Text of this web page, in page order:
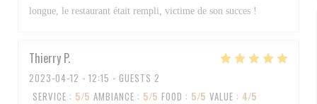
longue, le restaurant était rempli, victime de son succes !
Thierry P
2023-04-12 - 12:15 - GUESTS 2
SERVICE : 5/5 AMBIANCE : 5/5 FOOD : 5/5 VALUE : 4/5